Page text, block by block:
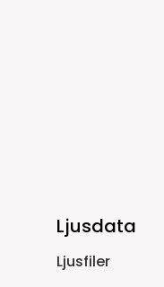
Ljusdata
Ljusfiler